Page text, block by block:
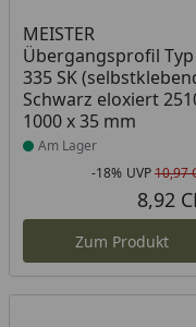
MEISTER
Übergangsprofil Typ
335 SK
Schwarz eloxiert
1000 x 35 mm
Produkt am Lager
Am Lager
-18% UVP10,97
8,92
Zum Produkt